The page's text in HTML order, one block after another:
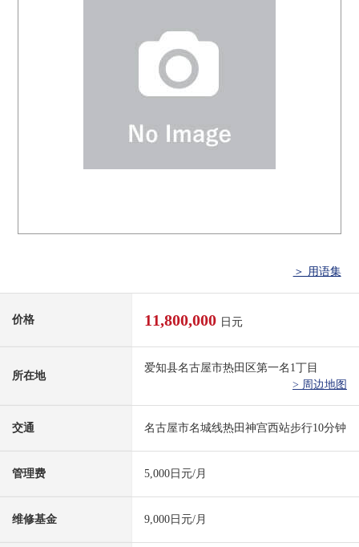
＞ 用语集
价格 11,800,000 日元
所在地
爱知县名古屋市热田区第一名1丁目
> 周边地图
交通 名古屋市名城线热田神宫西站步行10分钟
管理费 5,000日元/月
维修基金 9,000日元/月